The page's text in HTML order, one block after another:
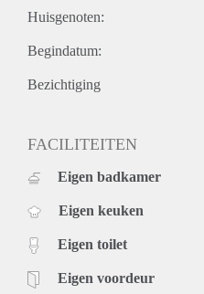
Huisgenoten:
Begindatum:
Bezichtiging
FACILITEITEN
Eigen badkamer
Eigen keuken
Eigen toilet
Eigen voordeur